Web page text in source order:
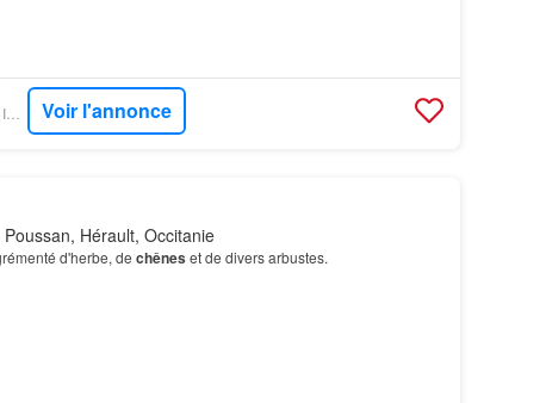
PARUVENDU - DIX IMMOBILIER Voir l'annonce
Hérault, Occitanie
d'herbe, de chênes et de divers arbustes.